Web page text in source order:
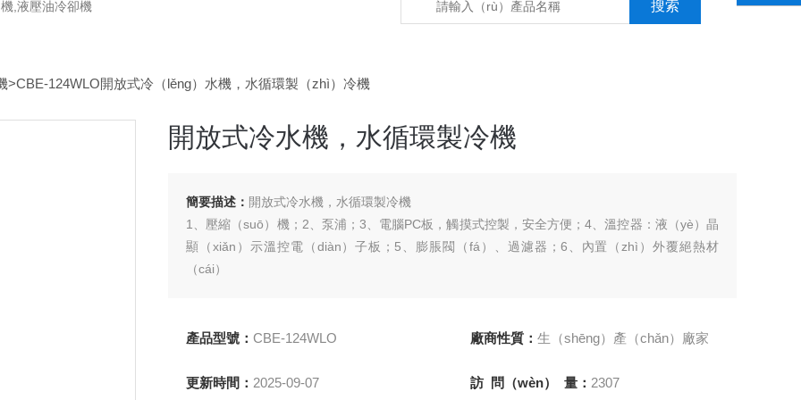
,液壓油冷卻機
>CBE-124WLO開放式冷（lěng）水機，水循環製（zhì）冷機
開放式冷水機，水循環製冷機
簡要描述： 開放式冷水機，水循環製冷機
1、壓縮（suō）機；2、泵浦；3、電腦PC板，觸摸式控製，安全方便；4、溫控器：液（yè）晶
顯（xiǎn）示溫控電（diàn）子板；5、膨脹閥（fá）、過濾器；6、內置（zhì）外覆絕熱材
（cái）
8、安（ān）全保護係統
壓縮機（jī）延時（shí）起（qǐ）動保護 冰水泵過載及（jí）指示燈
產品型號： CBE-124WLO 廠商性質： 生（shēng）產（chǎn）廠家
更新時間： 2025-09-07 訪 問（wèn） 量： 2307